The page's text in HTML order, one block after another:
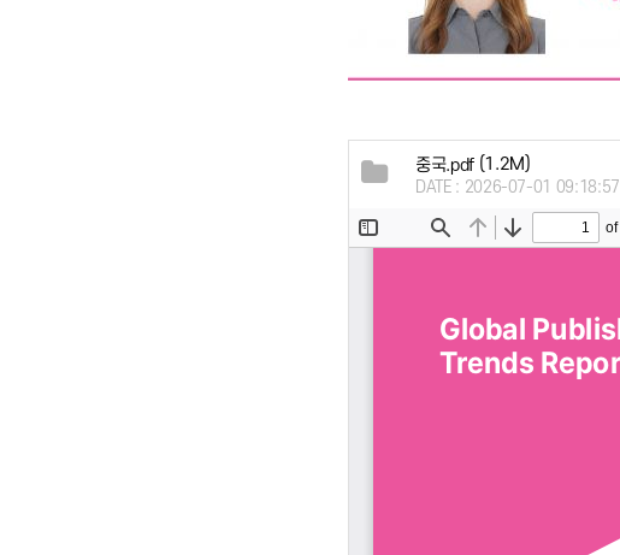
중국.pdf(1.2M)
DATE : 2026-07-01 09:18:57